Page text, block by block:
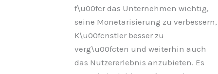
f\u00fcr das Unternehmen wichtig,
seine Monetarisierung zu verbessern,
K\u00fcnstler besser zu
verg\u00fcten und weiterhin auch
das Nutzererlebnis anzubieten. Es